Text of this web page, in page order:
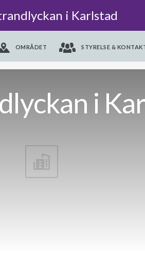
i Karlstad
OMRÅDET STYRELSE &
i